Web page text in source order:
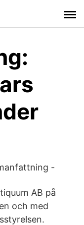
-
AB på
och med